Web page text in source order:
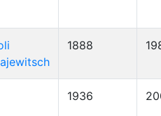
1888
1936